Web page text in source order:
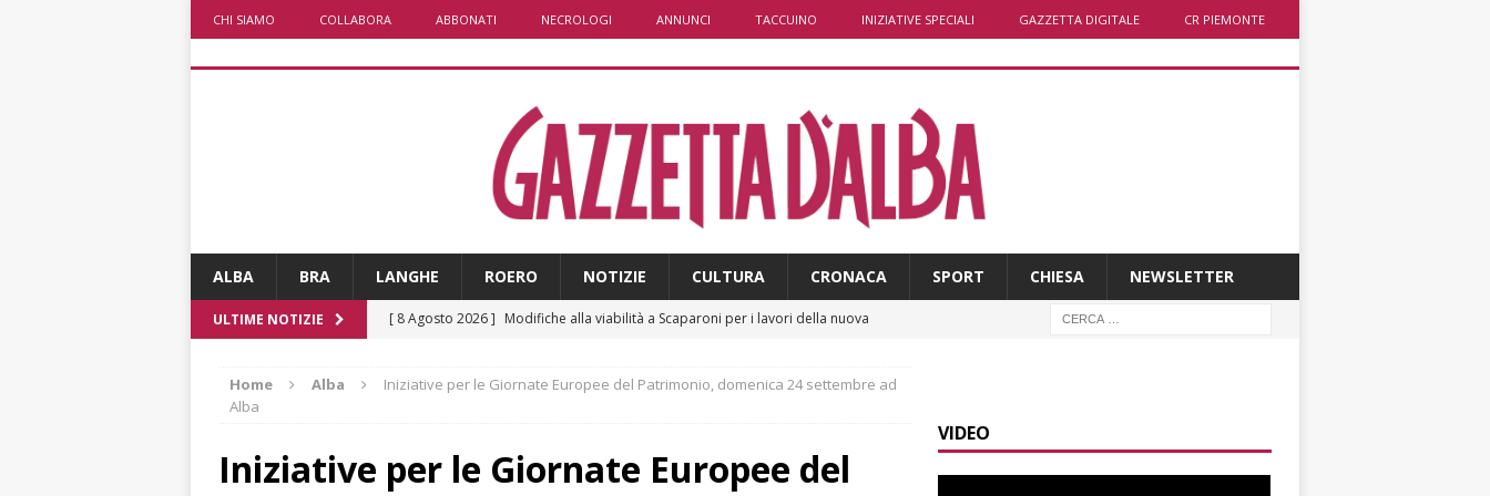
CHI SIAMO COLLABORA ABBONATI NECROLOGI ANNUNCI TACCUINO INIZIATIVE SPECIALI GAZZETTA DIGITALE CR PIEMONTE
ALBA BRA LANGHE ROERO NOTIZIE CULTURA CRONACA SPORT CHIESA NEWSLETTER
ULTIME NOTIZIE [ 8 Agosto 2026 ] Modifiche alla viabilità a Scaparoni per i lavori della nuova
[ 8 Agosto 2026 ] ITINERARI / Trenta chilometri su due ruote lungo il Belbo
[ 8 Agosto 2026 ] Cuneo, stretta della Polizia: controlli, denunce e lotta al
Home Alba
Iniziative per le Giornate Europee del Patrimonio, domenica 24 settembre ad
Alba
Iniziative per le Giornate Europee del
VIDEO